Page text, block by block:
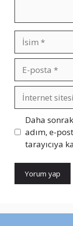
İsim
posta
İnternet
sitesi
Daha
adım, e-
tarayıcıya